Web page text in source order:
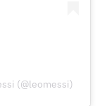
(@leomessi)